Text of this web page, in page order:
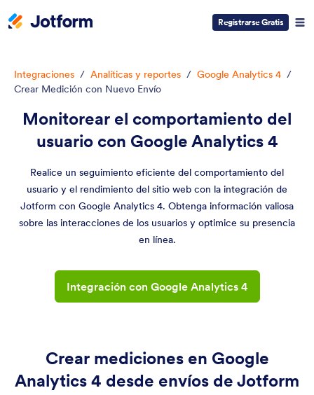
Registrarse Gratis
Integraciones / Analíticas y reportes / Google Analytics 4 /
Crear Medición con Nuevo Envío
Monitorear el comportamiento del
usuario con Google Analytics 4
Realice un seguimiento eficiente del comportamiento del
usuario y el rendimiento del sitio web con la integración de
Jotform con Google Analytics 4. Obtenga información valiosa
sobre las interacciones de los usuarios y optimice su presencia
en línea.
Integración con Google Analytics 4
Crear mediciones en Google
Analytics 4 desde envíos de Jotform